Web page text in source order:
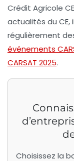
Crédit Agricole
actualités du CE,
régulièrement
événements
CARSAT 2025.
Choisissez la